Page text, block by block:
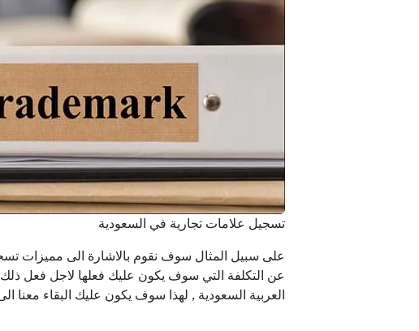
تسجيل علامات تجارية في السعودية
على سبيل المثال سوف نقوم بالاشارة الى مميزات
عن التكلفة التي سوف يكون عليك فعلها لاجل فعل
العربية السعودية , لهذا سوف يكون عليك البقاء معنا